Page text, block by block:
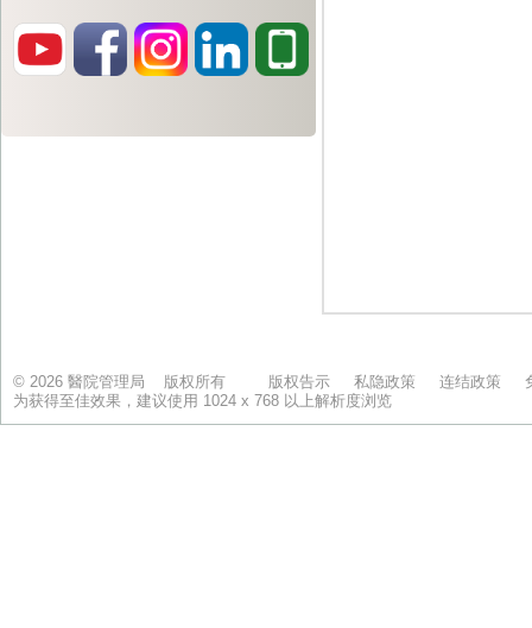
© 2026 醫院管理局 版权所有 版权告示 私隐政策 连结政策
为获得至佳效果，建议使用 1024 x 768 以上解析度浏览